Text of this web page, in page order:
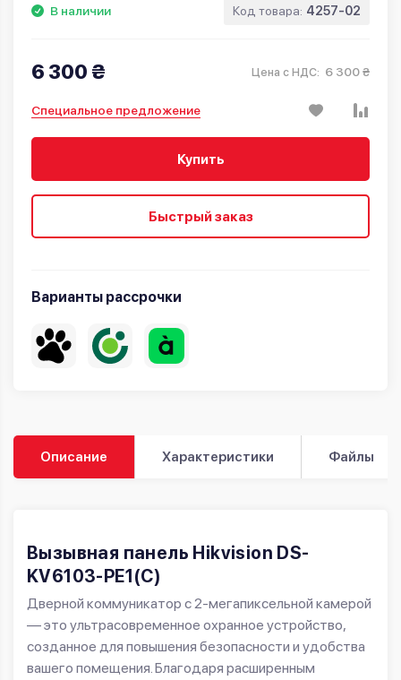
В наличии Код товара: 4257-02
6 300 ₴ Цена с НДС: 6 300 ₴
Специальное предложение
Купить
Быстрый заказ
Варианты рассрочки
Описание Характеристики Файлы
Вызывная панель Hikvision DS-
KV6103-PE1(С)
Дверной коммуникатор с 2-мегапиксельной камерой
— это ультрасовременное охранное устройство,
созданное для повышения безопасности и удобства
вашего помещения. Благодаря расширенным